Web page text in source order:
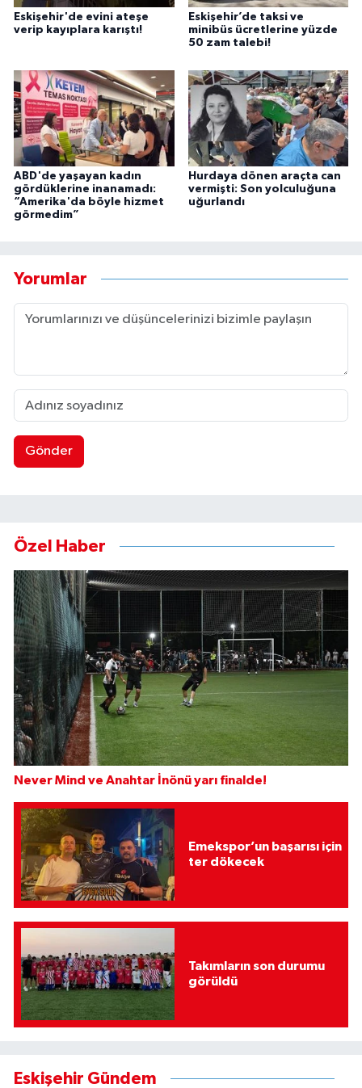
Eskişehir'de evini ateşe
verip kayıplara karıştı!
Eskişehir’de taksi ve
minibüs ücretlerine yüzde
50 zam talebi!
ABD'de yaşayan kadın
gördüklerine inanamadı:
“Amerika'da böyle hizmet
görmedim”
Hurdaya dönen araçta can
vermişti: Son yolculuğuna
uğurlandı
Yorumlar
Gönder
Özel Haber
Never Mind ve Anahtar İnönü yarı finalde!
Emekspor’un başarısı için
ter dökecek
Takımların son durumu
görüldü
Eskişehir Gündem